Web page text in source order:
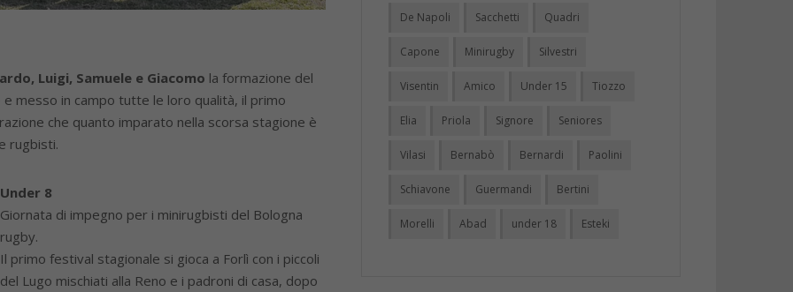
Luigi, Samuele e Giacomo la formazione del
messo in campo tutte le loro qualità, il primo
che quanto imparato nella scorsa stagione è
rugbisti.
Under 8
Giornata di impegno per i minirugbisti del Bologna
rugby.
Il primo festival stagionale si gioca a Forlì con i piccoli
del Lugo mischiati alla Reno e i padroni di casa, dopo
De Napoli Sacchetti Quadri
Capone Minirugby Silvestri
Visentin Amico Under 15 Tiozzo
Elia Priola Signore Seniores
Vilasi Bernabò Bernardi Paolini
Schiavone Guermandi Bertini
Morelli Abad under 18 Esteki